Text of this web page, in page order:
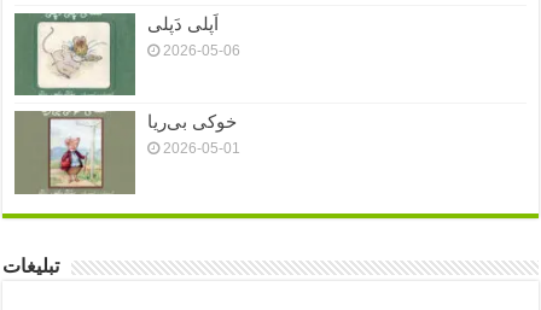
اَپلی دَپلی
2026-05-06
خوکی بی‌ریا
2026-05-01
تبلیغات